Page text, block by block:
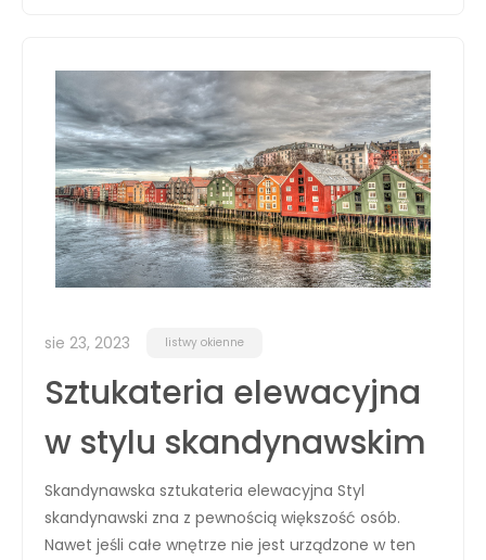
sie 23, 2023 listwy okienne
Sztukateria elewacyjna
w stylu skandynawskim
Skandynawska sztukateria elewacyjna Styl
skandynawski zna z pewnością większość osób.
Nawet jeśli całe wnętrze nie jest urządzone w ten